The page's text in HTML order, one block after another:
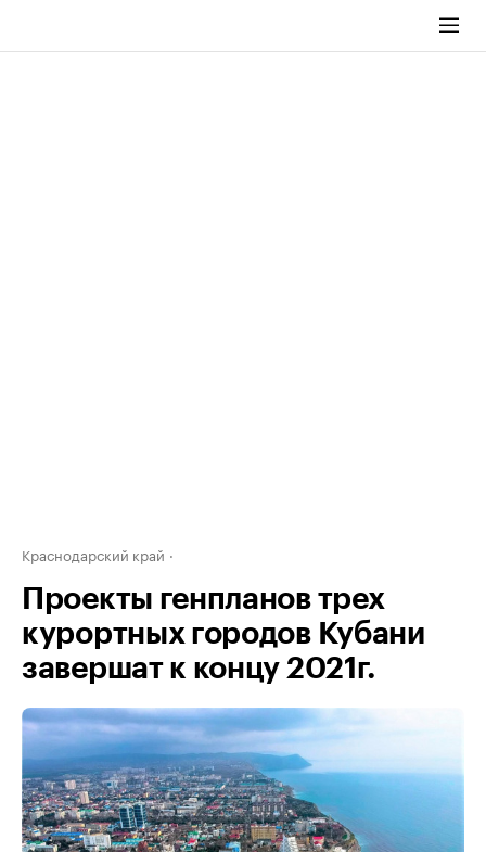
Краснодарский край
Проекты генпланов трех
курортных городов Кубани
завершат к концу 2021г.